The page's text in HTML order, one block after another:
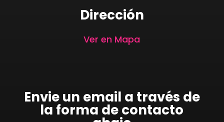
Dirección
Ver en Mapa
Envie un email a través de
la forma de contacto